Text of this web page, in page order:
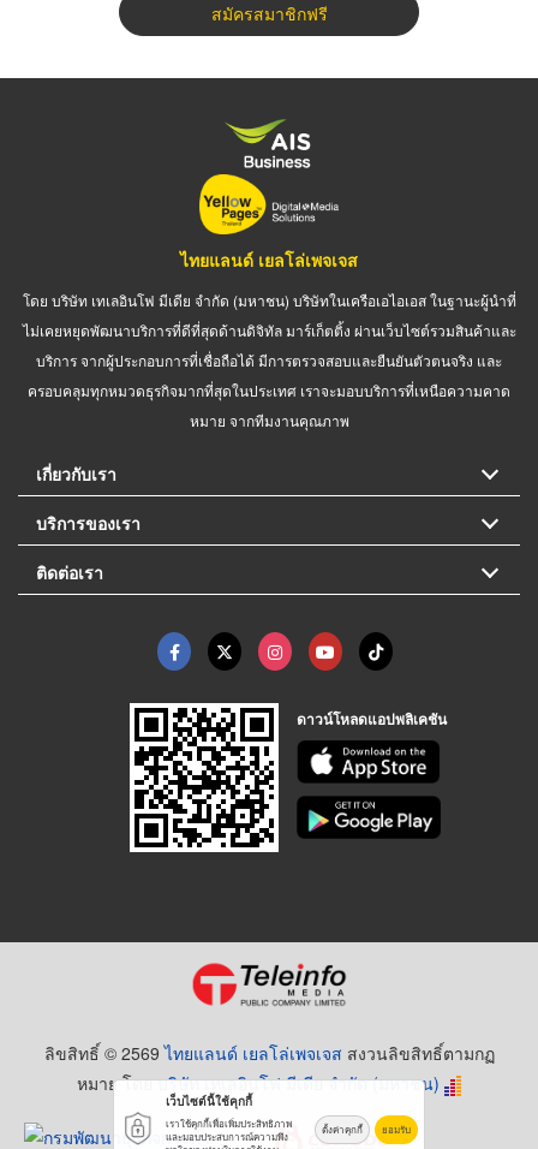
สมัครสมาชิกฟรี
ไทยแลนด์ เยลโล่เพจเจส
โดย บริษัท เทเลอินโฟ มีเดีย จำกัด (มหาชน) บริษัทในเครือเอไอเอส ในฐานะผู้นำที่
ไม่เคยหยุดพัฒนาบริการที่ดีที่สุดด้านดิจิทัล มาร์เก็ตติ้ง ผ่านเว็บไซต์รวมสินค้าและ
บริการ จากผู้ประกอบการที่เชื่อถือได้ มีการตรวจสอบและยืนยันตัวตนจริง และ
ครอบคลุมทุกหมวดธุรกิจมากที่สุดในประเทศ เราจะมอบบริการที่เหนือความคาด
หมาย จากทีมงานคุณภาพ
เกี่ยวกับเรา
บริการของเรา
ติดต่อเรา
ดาวน์โหลดแอปพลิเคชัน
ลิขสิทธิ์ © 2569ไทยแลนด์ เยลโล่เพจเจส สงวนลิขสิทธิ์ตามกฏ
หมาย โดยบริษัท เทเลอินโฟ มีเดีย จำกัด (มหาชน)
เว็บไซต์นี้ใช้คุกกี้
เราใช้คุกกี้เพื่อเพิ่มประสิทธิภาพ
และมอบประสบการณ์ความพึง
ตั้งค่าคุกกี้ ยอมรับ